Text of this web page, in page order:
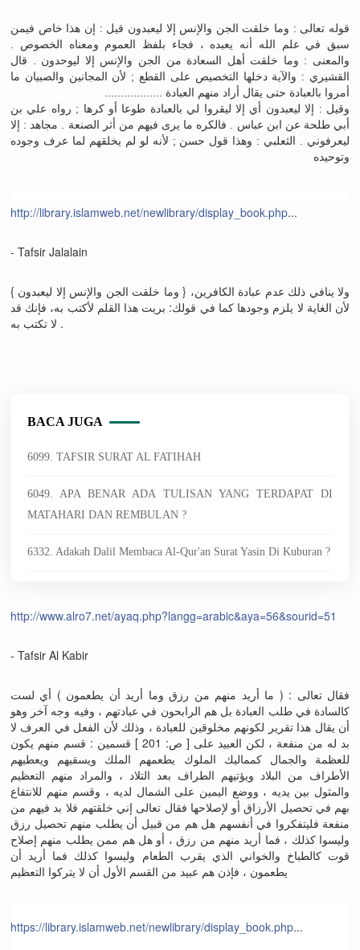
قوله تعالى : وما خلقت الجن والإنس إلا ليعبدون قيل : إن هذا خاص فيمن
سبق في علم الله أنه يعبده ، فجاء بلفظ العموم ومعناه الخصوص .
والمعنى : وما خلقت أهل السعادة من الجن والإنس إلا ليوحدون . قال
القشيري : والآية دخلها التخصيص على القطع ; لأن المجانين والصبيان ما
أمروا بالعبادة حتى يقال أراد منهم العبادة ..................
وقيل : إلا ليعبدون أي إلا ليقروا لي بالعبادة طوعا أو كرها ; رواه علي بن
أبي طلحة عن ابن عباس . فالكره ما يرى فيهم من أثر الصنعة . مجاهد : إلا
ليعرفوني . الثعلبي : وهذا قول حسن ; لأنه لو لم يخلقهم لما عرف وجوده
وتوحيده
http://library.islamweb.net/newlibrary/display_book.php...
- Tafsir Jalalain
{ وما خلقت الجن والإنس إلا ليعبدون } ولا ينافي ذلك عدم عبادة الكافرين،
لأن الغاية لا يلزم وجودها كما في قولك: بريت هذا القلم لأكتب به، فإنك قد
لا تكتب به .
BACA JUGA
6099. TAFSIR SURAT AL FATIHAH
6049. APA BENAR ADA TULISAN YANG TERDAPAT DI
MATAHARI DAN REMBULAN ?
6332. Adakah Dalil Membaca Al-Qur'an Surat Yasin Di Kuburan ?
http://www.alro7.net/ayaq.php?langg=arabic&aya=56&sourid=51
- Tafsir Al Kabir
فقال تعالى : ( ما أريد منهم من رزق وما أريد أن يطعمون ) أي لست
كالسادة في طلب العبادة بل هم الرابحون في عبادتهم ، وفيه وجه آخر وهو
أن يقال هذا تقرير لكونهم مخلوقين للعبادة ، وذلك لأن الفعل في العرف لا
بد له من منفعة ، لكن العبيد على [ ص: 201 ] قسمين : قسم منهم يكون
للعظمة والجمال كمماليك الملوك يطعمهم الملك ويسقيهم ويعطيهم
الأطراف من البلاد ويؤتيهم الطراف بعد التلاد ، والمراد منهم التعظيم
والمثول بين يديه ، ووضع اليمين على الشمال لديه ، وقسم منهم للانتفاع
بهم في تحصيل الأرزاق أو لإصلاحها فقال تعالى إني خلقتهم فلا بد فيهم من
منفعة فليتفكروا في أنفسهم هل هم من قبيل أن يطلب منهم تحصيل رزق
وليسوا كذلك ، فما أريد منهم من رزق ، أو هل هم ممن يطلب منهم إصلاح
قوت كالطباخ والخواني الذي يقرب الطعام وليسوا كذلك فما أريد أن
يطعمون ، فإذن هم عبيد من القسم الأول أن لا يتركوا التعظيم
https://library.islamweb.net/newlibrary/display_book.php...